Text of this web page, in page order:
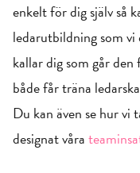
enkelt för dig själv så
ledarutbildning som vi
kallar dig som går den
både får träna
Du kan även se hur vi
designat våra